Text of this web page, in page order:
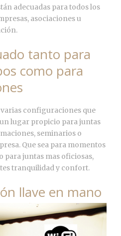
adecuadas para todos los
asociaciones u
tanto para
como para
varias configuraciones que
lugar propicio para juntas
seminarios o
Que sea para momentos
para juntas mas oficiosas,
tranquilidad y confort.
llave en mano